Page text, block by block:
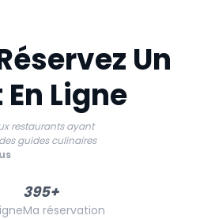
Un
Ligne
restaurants ayant
guides culinaires
395+
Ma réservation